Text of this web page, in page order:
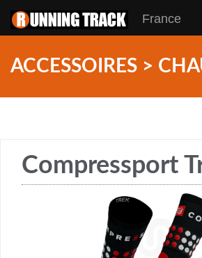
France
ACCESSOIRES >
Compressport